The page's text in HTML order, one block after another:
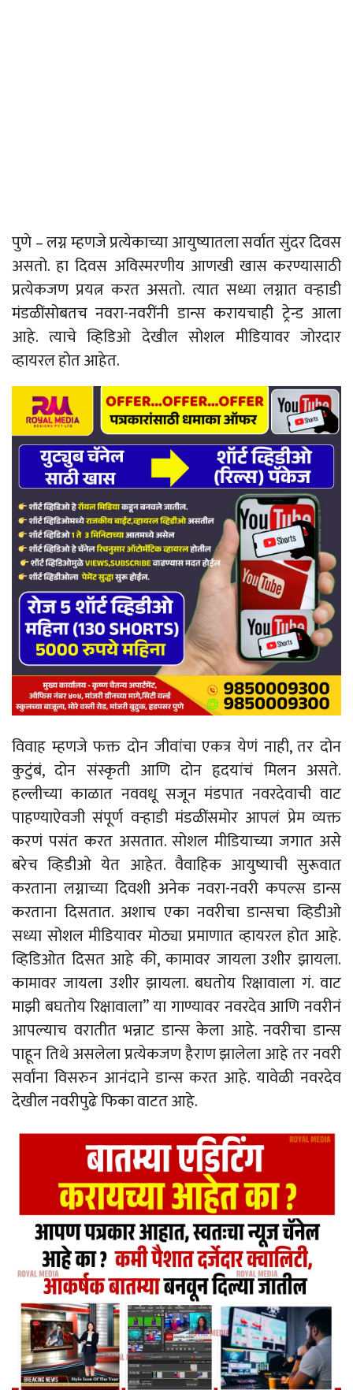
पुणे – लग्न म्हणजे प्रत्येकाच्या आयुष्यातला सर्वात सुंदर दिवस
असतो. हा दिवस अविस्मरणीय आणखी खास करण्यासाठी
प्रत्येकजण प्रयत्न करत असतो. त्यात सध्या लग्नात वऱ्हाडी
मंडळींसोबतच नवरा-नवरींनी डान्स करायचाही ट्रेन्ड आला
आहे. त्याचे व्हिडिओ देखील सोशल मीडियावर जोरदार
व्हायरल होत आहेत.
विवाह म्हणजे फक्त दोन जीवांचा एकत्र येणं नाही, तर दोन
कुटुंबं, दोन संस्कृती आणि दोन हृदयांचं मिलन असते.
हल्लीच्या काळात नववधू सजून मंडपात नवरदेवाची वाट
पाहण्याऐवजी संपूर्ण वऱ्हाडी मंडळींसमोर आपलं प्रेम व्यक्त
करणं पसंत करत असतात. सोशल मीडियाच्या जगात असे
बरेच व्हिडीओ येत आहेत. वैवाहिक आयुष्याची सुरूवात
करताना लग्नाच्या दिवशी अनेक नवरा-नवरी कपल्स डान्स
करताना दिसतात. अशाच एका नवरीचा डान्सचा व्हिडीओ
सध्या सोशल मीडियावर मोठ्या प्रमाणात व्हायरल होत आहे.
व्हिडिओत दिसत आहे की, कामावर जायला उशीर झायला.
कामावर जायला उशीर झायला. बघतोय रिक्षावाला गं. वाट
माझी बघतोय रिक्षावाला” या गाण्यावर नवरदेव आणि नवरीनं
आपल्याच वरातीत भन्नाट डान्स केला आहे. नवरीचा डान्स
पाहून तिथे असलेला प्रत्येकजण हैराण झालेला आहे तर नवरी
सर्वांना विसरुन आनंदाने डान्स करत आहे. यावेळी नवरदेव
देखील नवरीपुढे फिका वाटत आहे.